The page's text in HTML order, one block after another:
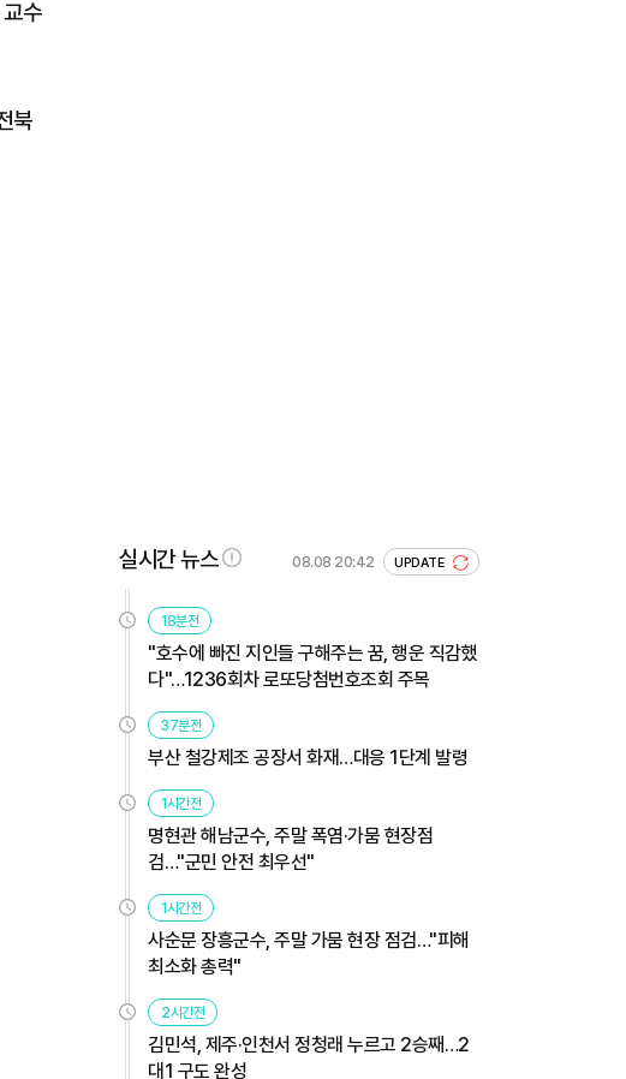
수
북
실시간 뉴스 08.08 20:42 UPDATE
18분전
"호수에 빠진 지인들 구해주는 꿈, 행운 직감했
다"…1236회차 로또당첨번호조회 주목
37분전
부산 철강제조 공장서 화재…대응 1단계 발령
1시간전
명현관 해남군수, 주말 폭염·가뭄 현장점
검…"군민 안전 최우선"
1시간전
사순문 장흥군수, 주말 가뭄 현장 점검…"피해
최소화 총력"
2시간전
김민석, 제주·인천서 정청래 누르고 2승째…2
대1 구도 완성